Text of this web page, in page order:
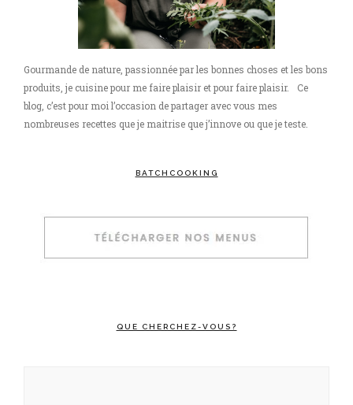
Gourmande de nature, passionnée par les bonnes choses et les bons
produits, je cuisine pour me faire plaisir et pour faire plaisir. Ce
blog, c’est pour moi l’occasion de partager avec vous mes
nombreuses recettes que je maitrise que j’innove ou que je teste.
BATCHCOOKING
QUE CHERCHEZ-VOUS?